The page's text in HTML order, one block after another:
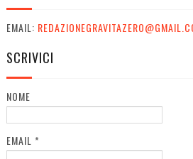
EMAIL:
SCRIVICI
NOME
EMAIL *